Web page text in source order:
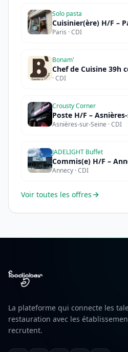
Solo pasta
Cuisinier(ère) H/F –
Paris · CDI
Bonam'
Chef de Cuisine 39h
· CDI
Crousty Corner
Poste H/F –
Asnières-sur-Seine · CDI
JADELIGHT Buffet
Commis(e) H/F –
Annecy · CDI
Voir toutes les offres
La plateforme qui connecte les
restauration avec les
recrutent.